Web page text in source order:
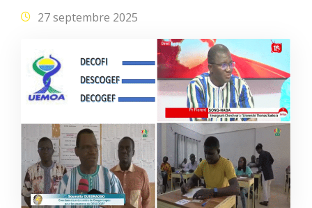
27 septembre 2025